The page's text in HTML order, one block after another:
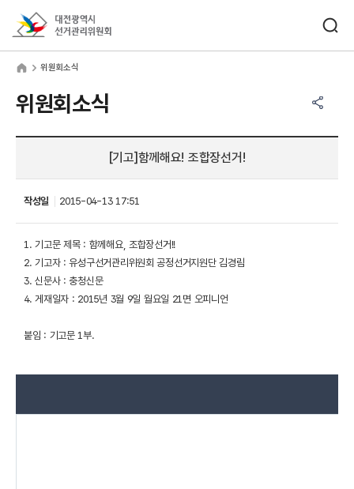
위원회소식
위원회소식
[기고]함께해요! 조합장선거!
작성일 2015-04-13 17:51
1. 기고문 제목 : 함께해요, 조합장선거!!
2. 기고자 : 유성구선거관리위원회 공정선거지원단 김경림
3. 신문사 : 충청신문
4. 게재일자 : 2015년 3월 9일 월요일 21면 오피니언
붙임 : 기고문 1부.